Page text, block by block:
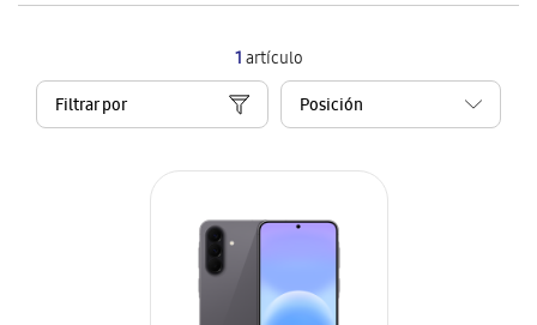
1artículo
Filtrar por